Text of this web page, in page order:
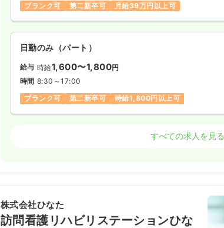
ブランク可
第二新卒可 月給39万円以上可
日勤のみ（パート）
給与 時給1,600〜1,800円
時間 8:30～17:00
ブランク可
第二新卒可 時給1,800円以上可
時間 9:00～18:00
日祝休み
ブランク可 第二新卒可 月給31万円以上可
すべての求人を見る
株式会社ひなた
訪問看護リハビリステーションひな